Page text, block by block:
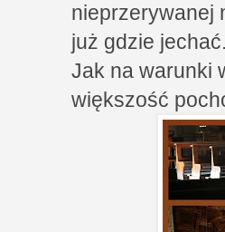
nieprzerywanej
już gdzie jechać.
Jak na warunki
większość